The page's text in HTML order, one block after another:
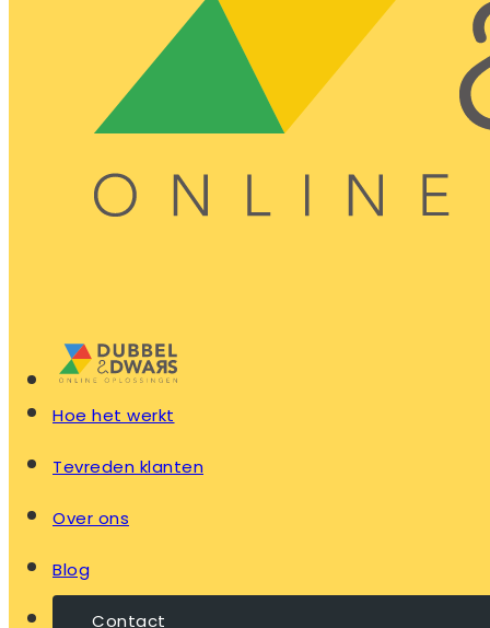
Hoe het werkt
Tevreden klanten
Over ons
Blog
Contact